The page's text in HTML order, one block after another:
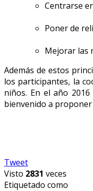
Centrarse
Poner de
Mejorar las
Además de estos
los participantes, la
niños. En el año
bienvenido a
Tweet
Visto 2831 veces
Etiquetado como